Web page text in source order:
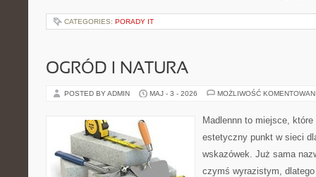
CATEGORIES: PORADY IT
OGRÓD I NATURA
POSTED BY ADMIN MAJ - 3 - 2026 MOŻLIWOŚĆ
Madlennn to miejsce,
estetyczny punkt w sieci
wskazówek. Już sama
czymś wyrazistym,